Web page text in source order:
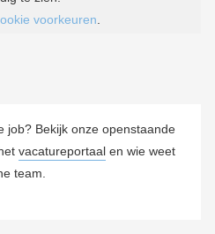
job? Bekijk onze openstaande
vacatureportaal en wie weet
team.